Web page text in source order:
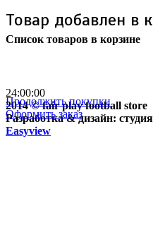
Товар добавлен в
Список товаров в корзине
Продолжить покупки
Оформить заказ
24:00:00
2014 © fair play football store
Разработка & дизайн:
Easyview